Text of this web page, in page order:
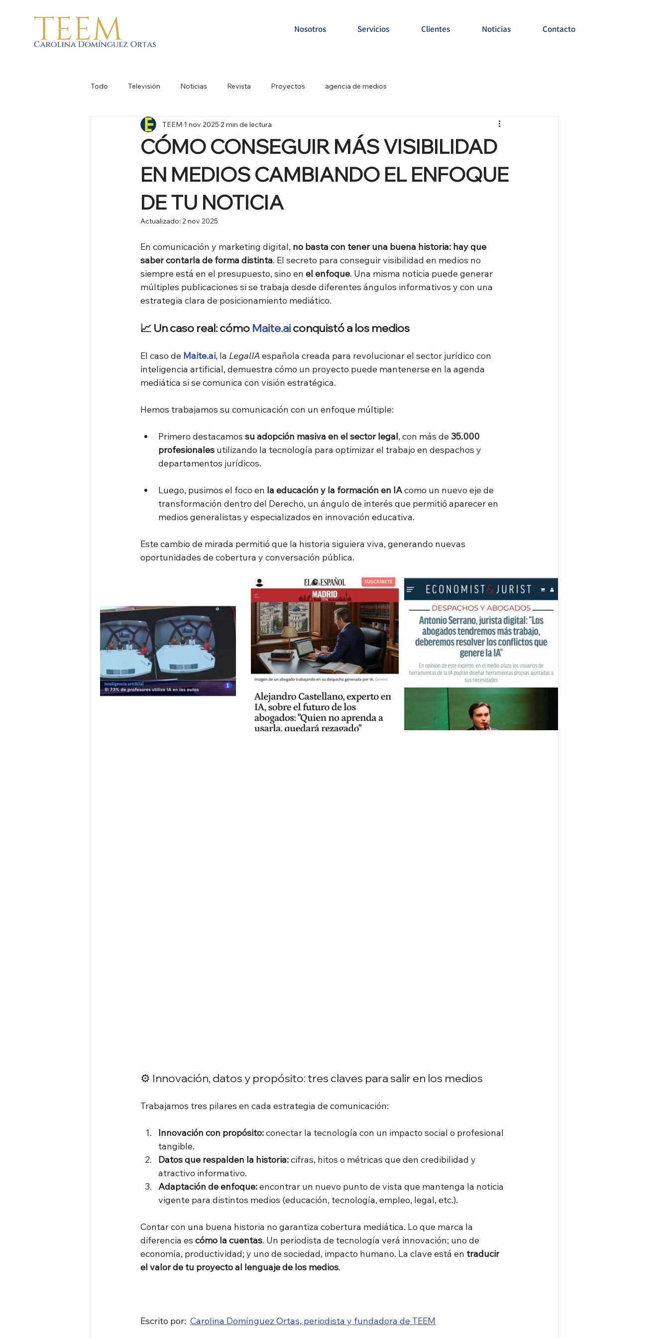
Nosotros Servicios Clientes Noticias Contacto
Todo Televisión Noticias Revista Proyectos agencia de medios
CÓMO CONSEGUIR MÁS VISIBILIDAD
EN MEDIOS CAMBIANDO EL ENFOQUE
DE TU NOTICIA
TEEM 1 nov 2025 2 min de lectura
Actualizado: 2 nov 2025
En comunicación y marketing digital, no basta con tener una buena historia: hay que
saber contarla de forma distinta. El secreto para conseguir visibilidad en medios no
siempre está en el presupuesto, sino en el enfoque. Una misma noticia puede generar
múltiples publicaciones si se trabaja desde diferentes ángulos informativos y con una
estrategia clara de posicionamiento mediático.
📈 Un caso real: cómo Maite.ai conquistó a los medios
El caso de Maite.ai, la LegalIA española creada para revolucionar el sector jurídico con
inteligencia artificial, demuestra cómo un proyecto puede mantenerse en la agenda
mediática si se comunica con visión estratégica.
Hemos trabajamos su comunicación con un enfoque múltiple:
Primero destacamos su adopción masiva en el sector legal, con más de 35.000
profesionales utilizando la tecnología para optimizar el trabajo en despachos y
departamentos jurídicos.
Luego, pusimos el foco en la educación y la formación en IA como un nuevo eje de
transformación dentro del Derecho, un ángulo de interés que permitió aparecer en
medios generalistas y especializados en innovación educativa.
Este cambio de mirada permitió que la historia siguiera viva, generando nuevas
oportunidades de cobertura y conversación pública.
⚙️ Innovación, datos y propósito: tres claves para salir en los medios
Trabajamos tres pilares en cada estrategia de comunicación:
Innovación con propósito: conectar la tecnología con un impacto social o profesional
tangible.
Datos que respalden la historia: cifras, hitos o métricas que den credibilidad y
atractivo informativo.
Adaptación de enfoque: encontrar un nuevo punto de vista que mantenga la noticia
vigente para distintos medios (educación, tecnología, empleo, legal, etc.).
Contar con una buena historia no garantiza cobertura mediática. Lo que marca la
diferencia es cómo la cuentas. Un periodista de tecnología verá innovación; uno de
economía, productividad; y uno de sociedad, impacto humano. La clave está en traducir
el valor de tu proyecto al lenguaje de los medios.
Escrito por: Carolina Domínguez Ortas, periodista y fundadora de TEEM